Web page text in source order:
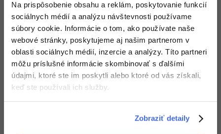
Na prispôsobenie obsahu a reklám, poskytovanie funkcií
sociálnych médií a analýzu návštevnosti používame
súbory cookie. Informácie o tom, ako používate naše
webové stránky, poskytujeme aj našim partnerom v
oblasti sociálnych médií, inzercie a analýzy. Títo partneri
môžu príslušné informácie skombinovať s ďalšími
údajmi, ktoré ste im poskytli alebo ktoré od vás získali,
keď ste používali ich služby.
Zobraziť detaily
že môžeme niečo naje a nahradiť so zachovaním
pôvodného textu, takže vlastne môžeme text pridať.
Napr. vyhľadáme meno "Novák" a jedným kliknutím z
neho v texte urobíme zdvorilejší verzii, teda "p. Novák ".
Symbol, ktorý zachováva text v nahradzovacia časti, je
.
Nastavenie potom vyzerá nasledovne: